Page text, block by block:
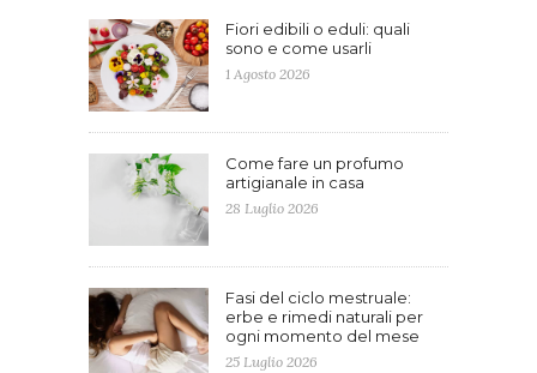
Fiori edibili o eduli: quali
sono e come usarli
1 Agosto 2026
Come fare un profumo
artigianale in casa
28 Luglio 2026
Fasi del ciclo mestruale:
erbe e rimedi naturali per
ogni momento del mese
25 Luglio 2026